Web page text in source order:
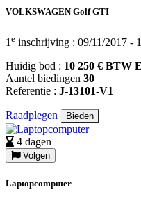
VOLKSWAGEN Golf GTI
1 e inschrijving : 09/11/2017 -
Huidig bod : 10 250 € BTW
Aantel biedingen 30
Referentie : J-13101-V1
Raadplegen Bieden
4 dagen
Volgen
Laptopcomputer